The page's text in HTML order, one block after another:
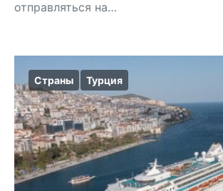
отправляться на…
Страны Турция